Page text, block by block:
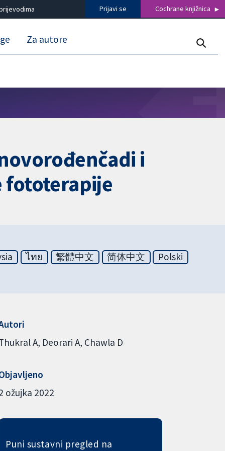
Prijavi se Cochrane knjižnica
Za autore
i
fototerapije
ไทย 繁體中文 简体中文
Polski
A Deorari A Chawla D
ožujka 2022
Puni sustavni pregled na